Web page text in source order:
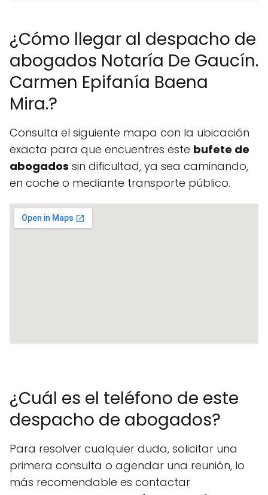
¿Cómo llegar al despacho de
abogados Notaría De Gaucín.
Carmen Epifanía Baena
Mira.?
Consulta el siguiente mapa con la ubicación
exacta para que encuentres este bufete de
abogados sin dificultad, ya sea caminando,
en coche o mediante transporte público.
¿Cuál es el teléfono de este
despacho de abogados?
Para resolver cualquier duda, solicitar una
primera consulta o agendar una reunión, lo
más recomendable es contactar